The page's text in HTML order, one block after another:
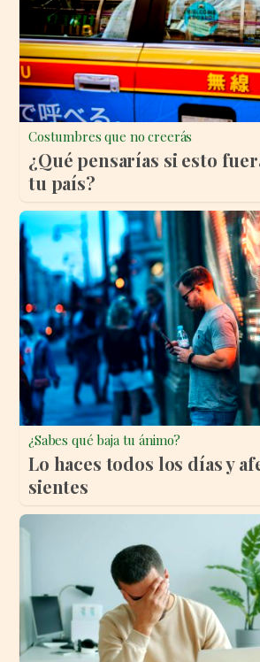
Costumbres que no creerás
¿Qué pensarías si esto
tu país?
¿Sabes qué baja tu ánimo?
Lo haces todos los días y
sientes